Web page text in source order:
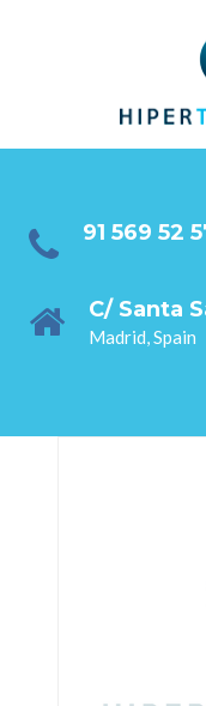
91 569 52
C/ Santa
Madrid, Spain